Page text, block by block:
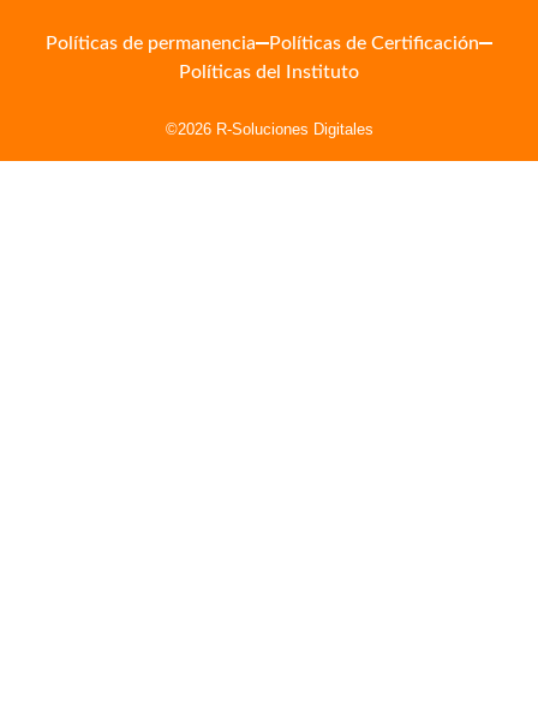
Políticas de permanencia
Políticas de Certificación
Políticas del Instituto
©2026 R-Soluciones Digitales